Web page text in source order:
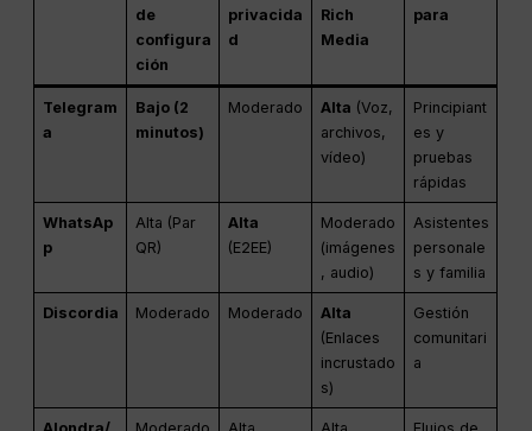
de
configura
ción
privacida
d
Rich
Media
para
Telegram
a
Bajo (2
minutos)
Moderado Alta (Voz,
archivos,
vídeo)
Principiant
es y
pruebas
rápidas
WhatsAp
p
Alta (Par
QR)
Alta
(E2EE)
Moderado
(imágenes
, audio)
Asistentes
personale
s y familia
Discordia Moderado Moderado
Alta
(Enlaces
incrustado
s)
Gestión
comunitari
a